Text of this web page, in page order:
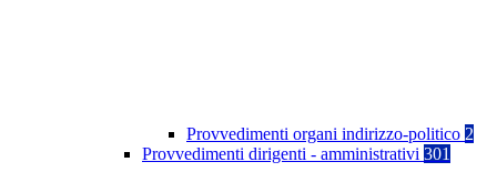
Provvedimenti organi indirizzo-politico 2
Provvedimenti dirigenti - amministrativi 301